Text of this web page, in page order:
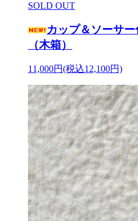
SOLD OUT
カップ＆ソーサ
（木箱）
11,000円(税込12,100円)